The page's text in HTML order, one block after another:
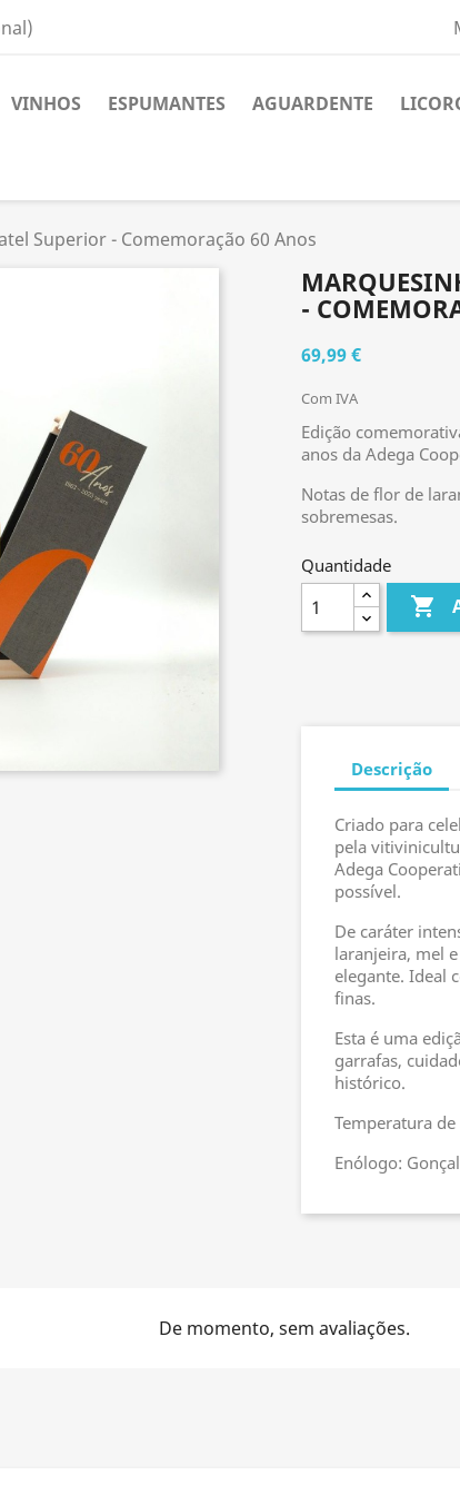
VINHOS ESPUMANTES AGUARDENTE
Superior - Comemoração 60 Anos
-
69,99 €
Com IVA
Edição
anos da Adega
Notas de flor de
sobremesas.
Quantidade

Descrição
Criado para
pela
Adega
possível.
De caráter
laranjeira, mel
elegante. Ideal
finas.
Esta é uma
garrafas,
histórico.
Temperatura de
Enólogo:
De momento, sem avaliações.